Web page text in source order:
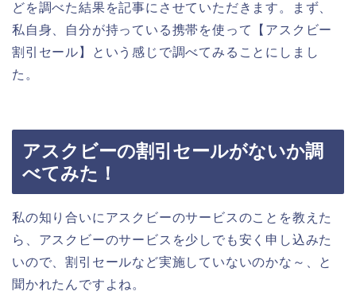
どを調べた結果を記事にさせていただきます。まず、
私自身、自分が持っている携帯を使って【アスクビー
割引セール】という感じで調べてみることにしまし
た。
アスクビーの割引セールがないか調
べてみた！
私の知り合いにアスクビーのサービスのことを教えた
ら、アスクビーのサービスを少しでも安く申し込みた
いので、割引セールなど実施していないのかな～、と
聞かれたんですよね。